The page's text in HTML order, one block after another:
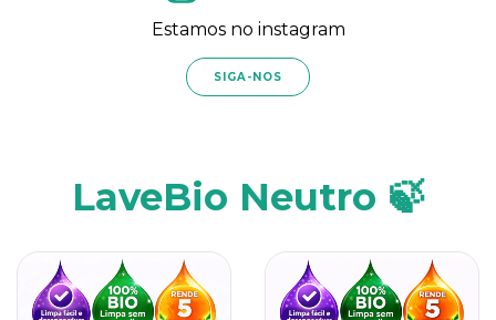
Estamos no instagram
SIGA-NOS
LaveBio Neutro 🍃